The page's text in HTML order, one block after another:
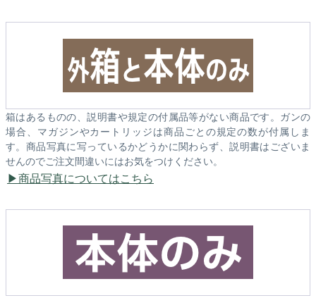
箱はあるものの、説明書や規定の付属品等がない商品です。ガンの
場合、マガジンやカートリッジは商品ごとの規定の数が付属しま
す。商品写真に写っているかどうかに関わらず、説明書はございま
せんのでご注文間違いにはお気をつけください。
商品写真についてはこちら